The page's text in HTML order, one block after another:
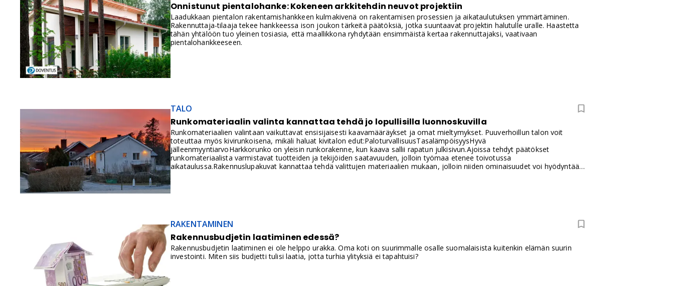
Onnistunut pientalohanke: Kokeneen arkkitehdin neuvot projektiin
Laadukkaan pientalon rakentamishankkeen kulmakivenä on rakentamisen prosessien ja aikataulutuksen ymmärtäminen.
Rakennuttaja-tilaaja tekee hankkeessa ison joukon tärkeitä päätöksiä, jotka suuntaavat projektin halutulle uralle. Haastetta
tähän yhtälöön tuo yleinen tosiasia, että maallikkona ryhdytään ensimmäistä kertaa rakennuttajaksi, vaativaan
pientalohankkeeseen.
TALO
Runkomateriaalin valinta kannattaa tehdä jo lopullisilla luonnoskuvilla
Runkomateriaalien valintaan vaikuttavat ensisijaisesti kaavamääräykset ja omat mieltymykset. Puuverhoillun talon voit
toteuttaa myös kivirunkoisena, mikäli haluat kivitalon edut:PaloturvallisuusTasalämpöisyysHyvä
jälleenmyyntiarvoHarkkorunko on yleisin runkorakenne, kun kaava sallii rapatun julkisivun.Ajoissa tehdyt päätökset
runkomateriaalista varmistavat tuotteiden ja tekijöiden saatavuuden, jolloin työmaa etenee toivotussa
aikataulussa.Rakennuslupakuvat kannattaa tehdä valittujen materiaalien mukaan, jolloin niiden ominaisuudet voi hyödyntää
RAKENTAMINEN
Rakennusbudjetin laatiminen edessä?
Rakennusbudjetin laatiminen ei ole helppo urakka. Oma koti on suurimmalle osalle suomalaisista kuitenkin elämän suurin
investointi. Miten siis budjetti tulisi laatia, jotta turhia ylityksiä ei tapahtuisi?